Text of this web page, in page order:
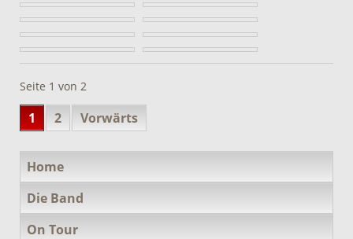
Seite 1 von 2
1 2 Vorwärts
überspringen
Home
Die Band
On Tour